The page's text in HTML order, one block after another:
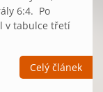
6:4. Po
v tabulce třetí
Celý článek